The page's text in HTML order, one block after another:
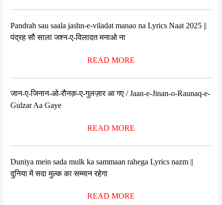
Pandrah sau saala jashn-e-viladat manao na Lyrics Naat 2025 ||
पंद्रह सौ साला जश्न-ए-विलादत मनाओ ना
READ MORE
जान-ए-जिनान-ओ-रौनक़-ए-गुलज़ार आ गए / Jaan-e-Jinan-o-Raunaq-e-
Gulzar Aa Gaye
READ MORE
Duniya mein sada mulk ka sammaan rahega Lyrics nazm ||
दुनिया में सदा मुल्क का सम्मान रहेगा
READ MORE